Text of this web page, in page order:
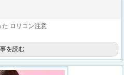
た ロリコン注意
を読む